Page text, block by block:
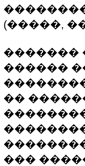
(�����,
�������
������
��
���